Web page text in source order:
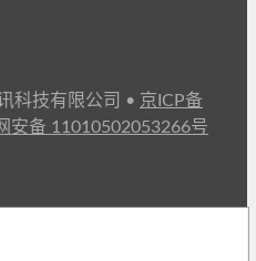
科技有限公司 • 京ICP备
安备 11010502053266号